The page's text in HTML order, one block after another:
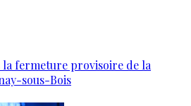
la fermeture provisoire de la
sous-Bois